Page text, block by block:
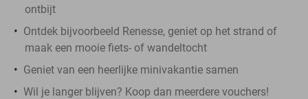
ontbijt
Ontdek bijvoorbeeld Renesse, geniet op het strand of
maak een mooie fiets- of wandeltocht
Geniet van een heerlijke minivakantie samen
Wil je langer blijven? Koop dan meerdere vouchers!